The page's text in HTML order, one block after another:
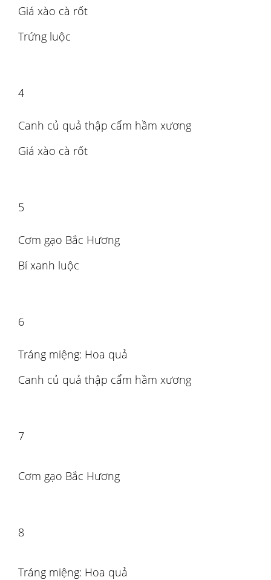
Giá xào cà rốt
Trứng luộc
4
Canh củ quả thập cẩm hầm xương
Giá xào cà rốt
5
Cơm gạo Bắc Hương
Bí xanh luộc
6
Tráng miệng: Hoa quả
Canh củ quả thập cẩm hầm xương
7
Cơm gạo Bắc Hương
8
Tráng miệng: Hoa quả